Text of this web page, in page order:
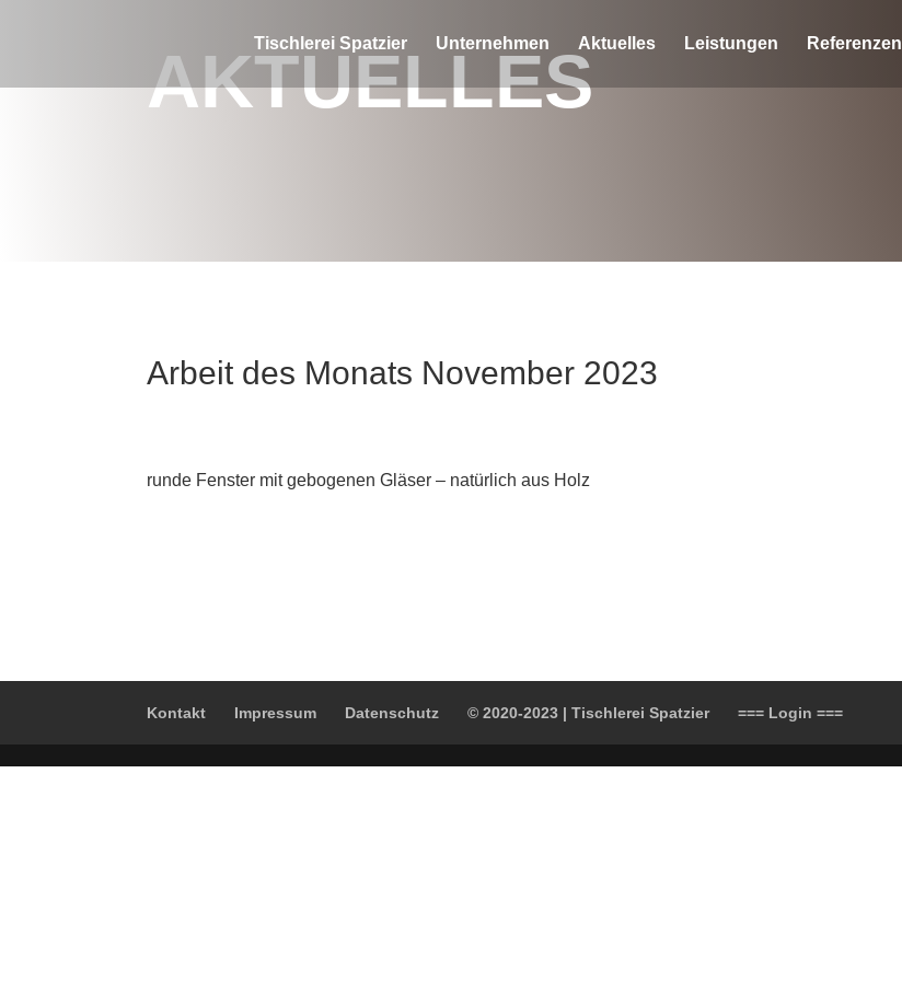
Tischlerei Spatzier Unternehmen Aktuelles Leistungen Referenzen
AKTUELLES
Arbeit des Monats November 2023
runde Fenster mit gebogenen Gläser – natürlich aus Holz
Kontakt Impressum Datenschutz © 2020-2023 | Tischlerei Spatzier === Login ===